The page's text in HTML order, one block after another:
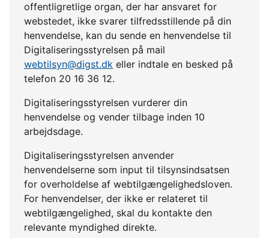
offentligretlige organ, der har ansvaret for
webstedet, ikke svarer tilfredsstillende på din
henvendelse, kan du sende en henvendelse til
Digitaliseringsstyrelsen på mail
webtilsyn@digst.dk eller indtale en besked på
telefon 20 16 36 12.
Digitaliseringsstyrelsen vurderer din
henvendelse og vender tilbage inden 10
arbejdsdage.
Digitaliseringsstyrelsen anvender
henvendelserne som input til tilsynsindsatsen
for overholdelse af webtilgængelighedsloven.
For henvendelser, der ikke er relateret til
webtilgængelighed, skal du kontakte den
relevante myndighed direkte.